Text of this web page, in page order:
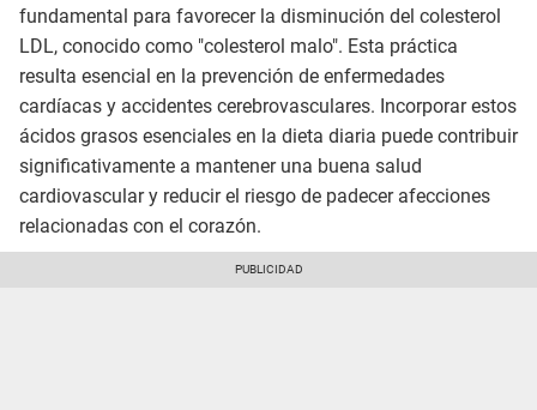
fundamental para favorecer la disminución del colesterol
LDL, conocido como "colesterol malo". Esta práctica
resulta esencial en la prevención de enfermedades
cardíacas y accidentes cerebrovasculares. Incorporar estos
ácidos grasos esenciales en la dieta diaria puede contribuir
significativamente a mantener una buena salud
cardiovascular y reducir el riesgo de padecer afecciones
relacionadas con el corazón.